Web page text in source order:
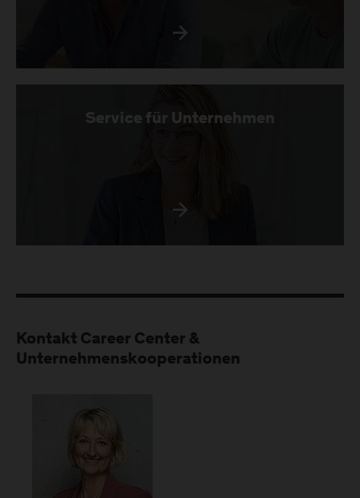
Service für Unternehmen
Kontakt Career Center &
Unternehmenskooperationen